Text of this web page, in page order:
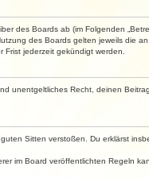
des Boards ab (im Folgenden
des Boards gelten jeweils die
jederzeit gekündigt werden.
unentgeltliches Recht, deinen
Sitten verstoßen. Du erklärst
im Board veröffentlichten Regeln